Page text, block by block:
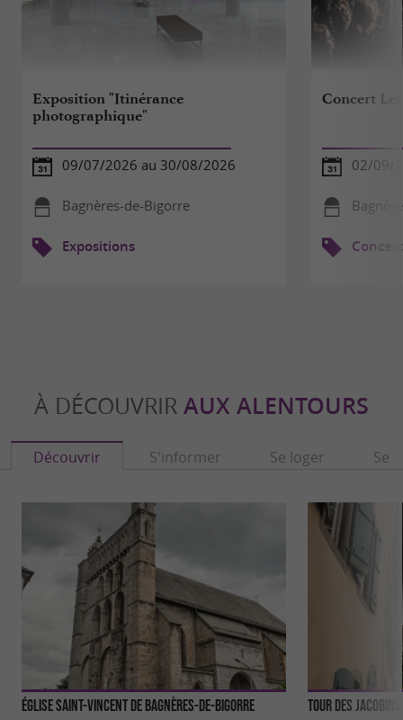
Exposition "Itinérance
photographique"
09/07/2026 au 30/08/2026
Bagnères-de-Bigorre
Expositions
Concert
02/09/
À DÉCOUVRIR AUX ALENTOURS
Découvrir S'informer Se loger Se
Église Saint-Vincent de Bagnères-de-Bigorre Tour des Jacobins